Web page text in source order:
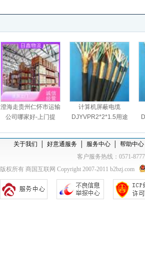
澄海走贵州仁怀市运输
公司哪家好-上门提
计算机屏蔽电缆
DJYVPR2*2*1.5用途
关于我们 好意通服务 服务中心
帮助中心
客户服务热线：0571-
版权所有 商国互联网 Copyright 2007-2011 b2bzj.com